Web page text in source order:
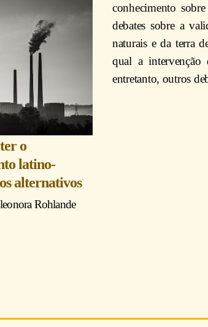
o
latino-
alternativos
Rohlande
conhecimento
debates sobre a
naturais e da terra
qual a intervenção
entretanto, outros